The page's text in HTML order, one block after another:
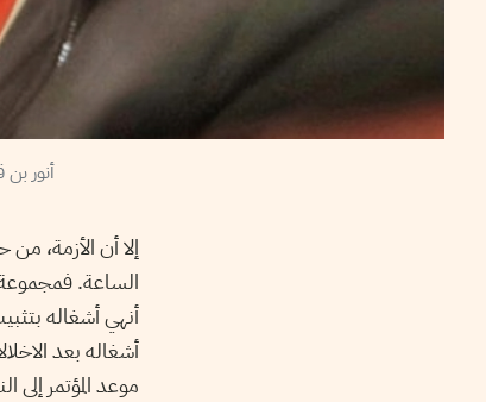
أنور
إلا أن الأزمة،
الساعة. فمجموعة
أشغاله بعد
موعد المؤتمر إلى